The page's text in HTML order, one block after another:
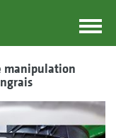
manipulation